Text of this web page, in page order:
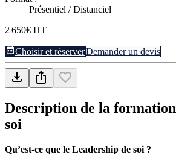
Présentiel / Distanciel
2 650€ HT
Choisir et réserverDemander un devis
Description de la formation
soi
Qu’est-ce que le Leadership de soi ?